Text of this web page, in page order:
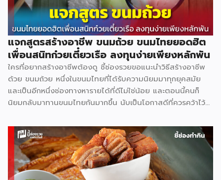
แจกสูตรสร้างอาชีพ ขนมถ้วย ขนมไทยยอดฮิต
เพื่อนสนิทก๋วยเตี๋ยวเรือ ลงทุนง่ายเพียงหลักพัน
ใครที่อยากสร้างอาชีพต้องดู ชี้ช่องรวยขอแนะนำวิธีสร้างอาชีพ
ด้วย ขนมถ้วย หนึ่งในขนมไทยที่ได้รับความนิยมมาทุกยุคสมัย
และเป็นอีกหนึ่งช่องทางหารายได้ที่ดีไม่ใช่น้อย และตอนนี้คนก็
นิยมกลับมาทานขนมไทยกันมากขึ้น นับเป็นโอกาสดีที่ควรคว้าไว้
เท่าไร ใช้อุปกรณ์อะไรบ้าง (มีแจกสูตร) วัตถุดิบหลัก แป้งข้าวเจ้า
2 กก. 64 บาท แป้งมัน 1 กก. 40 บาท แป้งท้าวยายม่อม 480 ก.
28 บาท กะทิ 2 กก. 135 บาท หัวกะทิ 1,000 มล. 82 บาท น้ำตาล
ปี๊บ 1 กก. 45 บาท ใบเตย 5 กำ 100 บาท สีผสมอาหารสีเขียว 19
บาท เกลือ 7 บาท […]